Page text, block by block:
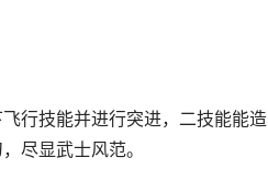
行技能并进行突进，二技能能造
尽显武士风范。